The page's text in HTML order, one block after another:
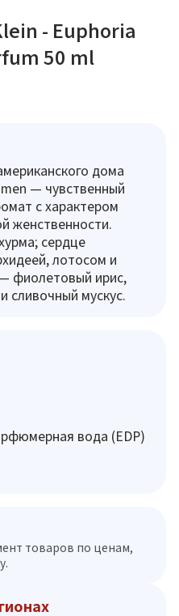
- Euphoria
50 ml
дома
— чувственный
с характером
женственности.
сердце
лотосом и
фиолетовый ирис,
сливочный мускус.
вода (EDP)
товаров по ценам,